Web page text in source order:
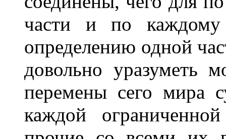
части и по каждому
определению одной
довольно
перемены сего мира
каждой